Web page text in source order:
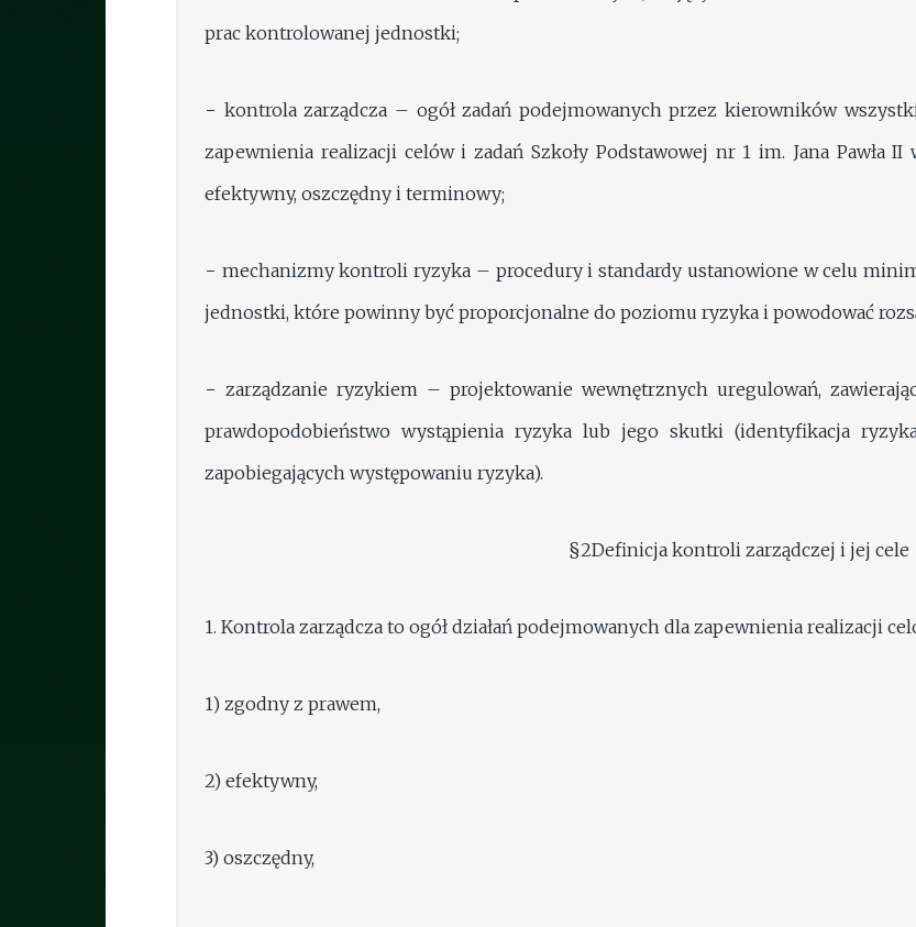
prac kontrolowanej jednostki;
− kontrola zarządcza – ogół zadań podejmowanych przez kierowników
zapewnienia realizacji celów i zadań Szkoły Podstawowej nr 1 im. Jana Pawła
efektywny, oszczędny i terminowy;
− mechanizmy kontroli ryzyka – procedury i standardy ustanowione w celu
jednostki, które powinny być proporcjonalne do poziomu ryzyka i powodować
− zarządzanie ryzykiem – projektowanie wewnętrznych uregulowań,
prawdopodobieństwo wystąpienia ryzyka lub jego skutki (identyfikacja
zapobiegających występowaniu ryzyka).
§2Definicja kontroli zarządczej i jej cele
1. Kontrola zarządcza to ogół działań podejmowanych dla zapewnienia realizacji
1) zgodny z prawem,
2) efektywny,
3) oszczędny,